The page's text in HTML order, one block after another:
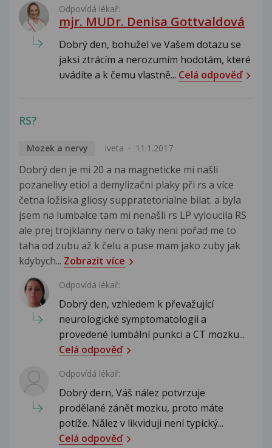
Odpovídá lékař:
mjr. MUDr. Denisa Gottvaldová
Dobrý den, bohužel ve Vašem dotazu se
jaksi ztrácím a nerozumím hodotám, které
uvádíte a k čemu vlastně... Celá odpověď
RS?
Mozek a nervy Iveta 11.1.2017
Dobrý den je mi 20 a na magneticke mi našli
pozanelivy etiol a demylizačni plaky při rs a více
četna ložiska gliosy suppratetorialne bilat. a byla
jsem na lumbalce tam mi nenašli rs LP vyloucila RS
ale prej trojklanny nerv o taky neni pořad me to
taha od zubu až k čelu a puse mam jako zuby jak
kdybych... Zobrazit více
Odpovídá lékař:
Dobrý den, vzhledem k převažující
neurologické symptomatologii a
provedené lumbální punkci a CT mozku...
Celá odpověď
Odpovídá lékař:
Dobrý dern, Váš nález potvrzuje
prodělané zánět mozku, proto máte
potíže. Nǎlez v likviduji není typický...
Celá odpověď